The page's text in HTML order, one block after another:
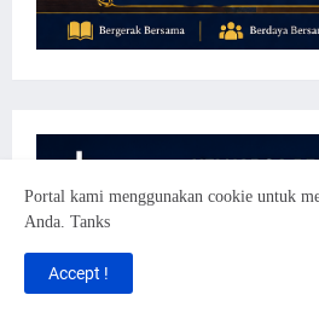
Portal kami menggunakan cookie untuk
Anda. Tanks
Accept !